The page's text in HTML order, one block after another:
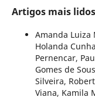
Artigos mais
Amanda Luiza
Holanda
Pernencar,
Gomes de
Silveira,
Viana, Kamila